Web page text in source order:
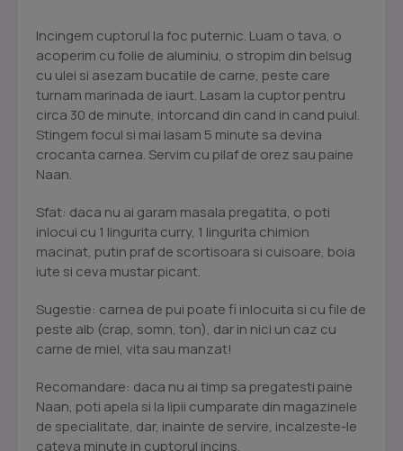
Incingem cuptorul la foc puternic. Luam o tava, o
acoperim cu folie de aluminiu, o stropim din belsug
cu ulei si asezam bucatile de carne, peste care
turnam marinada de iaurt. Lasam la cuptor pentru
circa 30 de minute, intorcand din cand in cand puiul.
Stingem focul si mai lasam 5 minute sa devina
crocanta carnea. Servim cu pilaf de orez sau paine
Naan.
Sfat: daca nu ai garam masala pregatita, o poti
inlocui cu 1 lingurita curry, 1 lingurita chimion
macinat, putin praf de scortisoara si cuisoare, boia
iute si ceva mustar picant.
Sugestie: carnea de pui poate fi inlocuita si cu file de
peste alb (crap, somn, ton), dar in nici un caz cu
carne de miel, vita sau manzat!
Recomandare: daca nu ai timp sa pregatesti paine
Naan, poti apela si la lipii cumparate din magazinele
de specialitate, dar, inainte de servire, incalzeste-le
cateva minute in cuptorul incins.